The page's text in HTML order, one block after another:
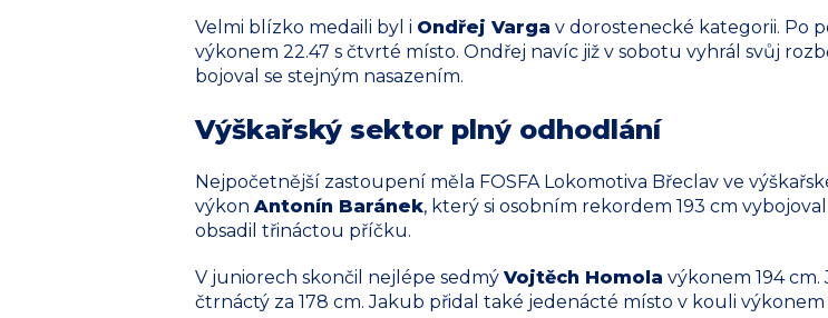
Velmi blízko medaili byl i Ondřej Varga v dorostenecké kategorii. Po
výkonem 22.47 s čtvrté místo. Ondřej navíc již v sobotu vyhrál svůj
bojoval se stejným nasazením.
Výškařský sektor plný odhodlání
Nejpočetnější zastoupení měla FOSFA Lokomotiva Břeclav ve
výkon Antonín Baránek, který si osobním rekordem 193 cm
obsadil třináctou příčku.
V juniorech skončil nejlépe sedmý Vojtěch Homola výkonem 194 cm.
čtrnáctý za 178 cm. Jakub přidal také jedenácté místo v kouli výkonem